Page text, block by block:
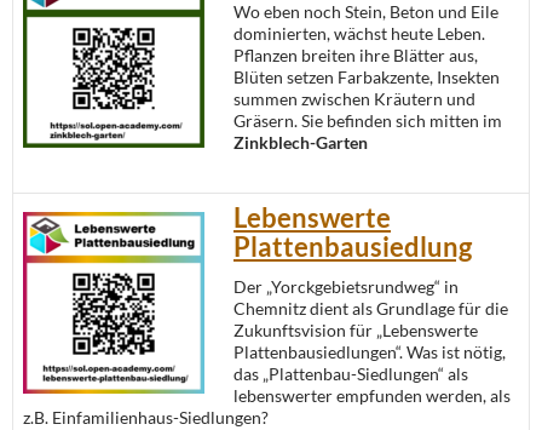
Wo eben noch Stein, Beton und Eile
dominierten, wächst heute Leben.
Pflanzen breiten ihre Blätter aus,
Blüten setzen Farbakzente, Insekten
summen zwischen Kräutern und
Gräsern. Sie befinden sich mitten im
Zinkblech-Garten
Lebenswerte
Plattenbausiedlung
Der „Yorckgebietsrundweg“ in
Chemnitz dient als Grundlage für die
Zukunftsvision für „Lebenswerte
Plattenbausiedlungen“. Was ist nötig,
das „Plattenbau-Siedlungen“ als
lebenswerter empfunden werden, als
z.B. Einfamilienhaus-Siedlungen?